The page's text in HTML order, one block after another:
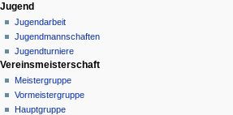
Jugend
Jugendarbeit
Jugendmannschaften
Jugendturniere
Vereinsmeisterschaft
Meistergruppe
Vormeistergruppe
Hauptgruppe